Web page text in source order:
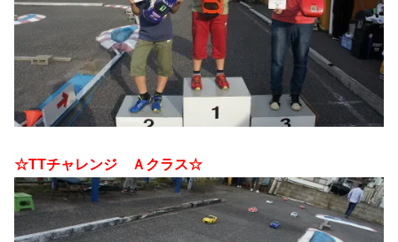
☆TTチャレンジ Ａクラス☆